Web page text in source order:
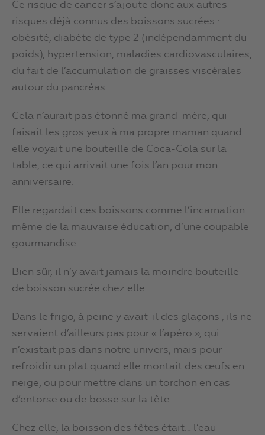
Ce risque de cancer s’ajoute donc aux autres
risques déjà connus des boissons sucrées :
obésité, diabète de type 2 (indépendamment du
poids), hypertension, maladies cardiovasculaires,
du fait de l’accumulation de graisses viscérales
autour du pancréas.
Cela n’aurait pas étonné ma grand-mère, qui
faisait les gros yeux à ma propre maman quand
elle voyait une bouteille de Coca-Cola sur la
table, ce qui arrivait une fois l’an pour mon
anniversaire.
Elle regardait ces boissons comme l’incarnation
même de la mauvaise éducation, d’une coupable
gourmandise.
Bien sûr, il n’y avait jamais la moindre bouteille
de boisson sucrée chez elle.
Dans le frigo, à peine y avait-il des glaçons ; ils ne
servaient d’ailleurs pas pour « l’apéro », qui
n’existait pas dans notre univers, mais pour
refroidir un plat quand elle montait des œufs en
neige, ou pour mettre dans un torchon en cas
d’entorse ou de bosse sur la tête.
Chez elle, la boisson des fêtes était… l’eau